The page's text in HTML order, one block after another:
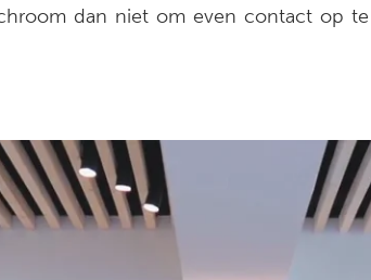
dan niet om even contact op